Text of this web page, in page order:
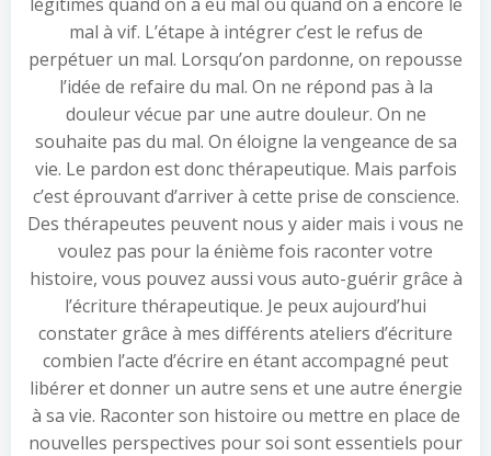
mal à vif. L’étape à intégrer c’est le refus de
perpétuer un mal. Lorsqu’on pardonne, on repousse
l’idée de refaire du mal. On ne répond pas à la
douleur vécue par une autre douleur. On ne
souhaite pas du mal. On éloigne la vengeance de sa
vie. Le pardon est donc thérapeutique. Mais parfois
c’est éprouvant d’arriver à cette prise de conscience.
Des thérapeutes peuvent nous y aider mais i vous ne
voulez pas pour la énième fois raconter votre
histoire, vous pouvez aussi vous auto-guérir grâce à
l’écriture thérapeutique. Je peux aujourd’hui
constater grâce à mes différents ateliers d’écriture
combien l’acte d’écrire en étant accompagné peut
libérer et donner un autre sens et une autre énergie
à sa vie. Raconter son histoire ou mettre en place de
nouvelles perspectives pour soi sont essentiels pour